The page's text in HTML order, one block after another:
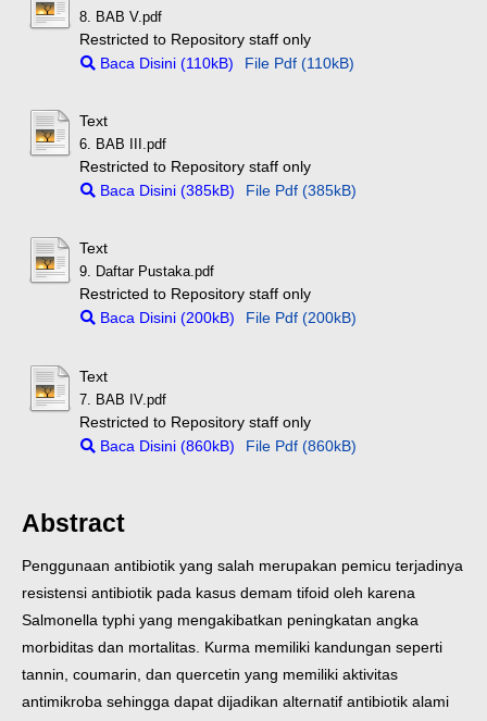
8. BAB V.pdf
Restricted to Repository staff only
Baca Disini (110kB)
File Pdf (110kB)
Text
6. BAB III.pdf
Restricted to Repository staff only
Baca Disini (385kB)
File Pdf (385kB)
Text
9. Daftar Pustaka.pdf
Restricted to Repository staff only
Baca Disini (200kB)
File Pdf (200kB)
Text
7. BAB IV.pdf
Restricted to Repository staff only
Baca Disini (860kB)
File Pdf (860kB)
Abstract
Penggunaan antibiotik yang salah merupakan pemicu terjadinya
resistensi antibiotik pada kasus demam tifoid oleh karena
Salmonella typhi yang mengakibatkan peningkatan angka
morbiditas dan mortalitas. Kurma memiliki kandungan seperti
tannin, coumarin, dan quercetin yang memiliki aktivitas
antimikroba sehingga dapat dijadikan alternatif antibiotik alami